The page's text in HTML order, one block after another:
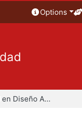
Options
Especialidad en Diseño Ambiental